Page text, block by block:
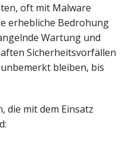
oft mit Malware
erhebliche Bedrohung
Wartung und
Sicherheitsvorfällen
bleiben, bis
die mit dem Einsatz